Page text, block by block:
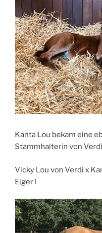
Kanta Lou bekam eine
Stammhalterin von
Vicky Lou von Verdi x
Eiger I